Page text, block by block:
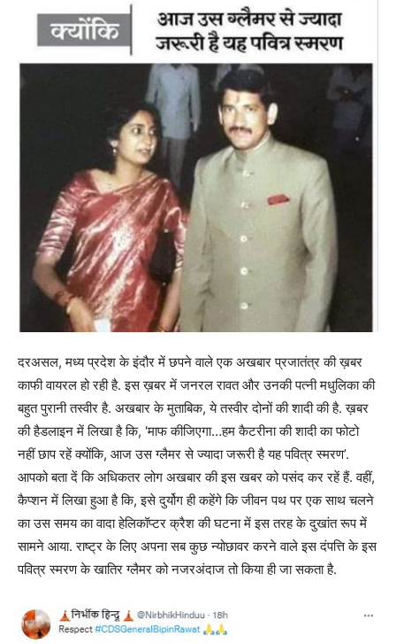
दरअसल, मध्य प्रदेश के इंदौर में छपने वाले एक अखबार प्रजातंत्र की ख़बर
काफी वायरल हो रही है. इस ख़बर में जनरल रावत और उनकी पत्नी मधुलिका की
बहुत पुरानी तस्वीर है. अखबार के मुताबिक, ये तस्वीर दोनों की शादी की है. ख़बर
की हैडलाइन में लिखा है कि, ‘माफ कीजिएगा…हम कैटरीना की शादी का फोटो
नहीं छाप रहें क्योंकि, आज उस ग्लैमर से ज्यादा जरूरी है यह पवित्र स्मरण’.
आपको बता दें कि अधिकतर लोग अखबार की इस खबर को पसंद कर रहें हैं. वहीं,
कैप्शन में लिखा हुआ है कि, इसे दुर्योग ही कहेंगे कि जीवन पथ पर एक साथ चलने
का उस समय का वादा हेलिकॉप्टर क्रैश की घटना में इस तरह के दुखांत रूप में
सामने आया. राष्ट्र के लिए अपना सब कुछ न्योछावर करने वाले इस दंपत्ति के इस
पवित्र स्मरण के खातिर ग्लैमर को नजरअंदाज तो किया ही जा सकता है.